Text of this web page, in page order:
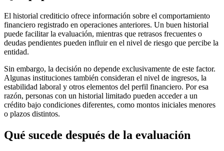
El historial crediticio ofrece información sobre el comportamiento
financiero registrado en operaciones anteriores. Un buen historial
puede facilitar la evaluación, mientras que retrasos frecuentes o
deudas pendientes pueden influir en el nivel de riesgo que percibe la
entidad.
Sin embargo, la decisión no depende exclusivamente de este factor.
Algunas instituciones también consideran el nivel de ingresos, la
estabilidad laboral y otros elementos del perfil financiero. Por esa
razón, personas con un historial limitado pueden acceder a un
crédito bajo condiciones diferentes, como montos iniciales menores
o plazos distintos.
Qué sucede después de la evaluación